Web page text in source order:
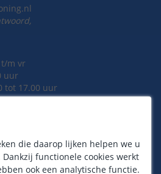
t/m vr
uur
tot 17.00 uur
tot 17.00 uur
geopend
uur
die daarop lijken helpen we u
functionele cookies werkt
ook een analytische functie.